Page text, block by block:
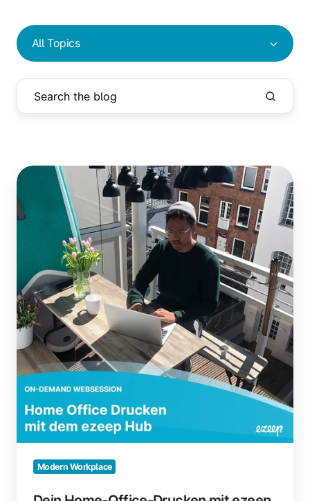
All Topics
Dein
Office-
Drucken
Hub
Modern Workplace